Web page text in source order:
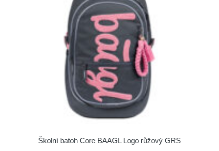
Školní batoh Core BAAGL Logo růžový GRS